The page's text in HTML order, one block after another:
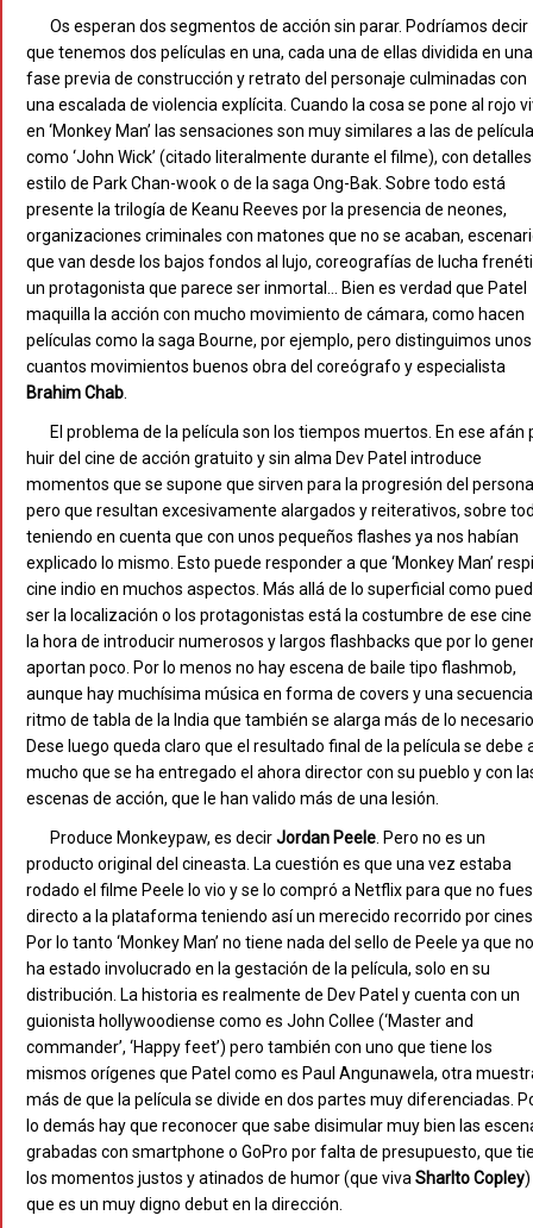
Os esperan dos segmentos de acción sin parar. Podríamos decir
que tenemos dos películas en una, cada una de ellas dividida en una
fase previa de construcción y retrato del personaje culminadas con
una escalada de violencia explícita. Cuando la cosa se pone al rojo
en ‘Monkey Man’ las sensaciones son muy similares a las de
como ‘John Wick’ (citado literalmente durante el filme), con
estilo de Park Chan-wook o de la saga Ong-Bak. Sobre todo está
presente la trilogía de Keanu Reeves por la presencia de neones,
organizaciones criminales con matones que no se acaban,
que van desde los bajos fondos al lujo, coreografías de lucha
un protagonista que parece ser inmortal… Bien es verdad que Patel
maquilla la acción con mucho movimiento de cámara, como hacen
películas como la saga Bourne, por ejemplo, pero distinguimos unos
cuantos movimientos buenos obra del coreógrafo y especialista
Brahim Chab.
El problema de la película son los tiempos muertos. En ese afán
huir del cine de acción gratuito y sin alma Dev Patel introduce
momentos que se supone que sirven para la progresión del
pero que resultan excesivamente alargados y reiterativos, sobre
teniendo en cuenta que con unos pequeños flashes ya nos habían
explicado lo mismo. Esto puede responder a que ‘Monkey Man’
cine indio en muchos aspectos. Más allá de lo superficial como
ser la localización o los protagonistas está la costumbre de ese
la hora de introducir numerosos y largos flashbacks que por lo
aportan poco. Por lo menos no hay escena de baile tipo flashmob,
aunque hay muchísima música en forma de covers y una
ritmo de tabla de la India que también se alarga más de lo
Dese luego queda claro que el resultado final de la película se debe
mucho que se ha entregado el ahora director con su pueblo y con
escenas de acción, que le han valido más de una lesión.
Produce Monkeypaw, es decirJordan Peele. Pero no es un
producto original del cineasta. La cuestión es que una vez estaba
rodado el filme Peele lo vio y se lo compró a Netflix para que no
directo a la plataforma teniendo así un merecido recorrido por
Por lo tanto ‘Monkey Man’ no tiene nada del sello de Peele ya que no
ha estado involucrado en la gestación de la película, solo en su
distribución. La historia es realmente de Dev Patel y cuenta con un
guionista hollywoodiense como es John Collee (‘Master and
commander’, ‘Happy feet’) pero también con uno que tiene los
mismos orígenes que Patel como es Paul Angunawela, otra
más de que la película se divide en dos partes muy diferenciadas.
lo demás hay que reconocer que sabe disimular muy bien las
grabadas con smartphone o GoPro por falta de presupuesto, que
los momentos justos y atinados de humor (que vivaSharlto Copley)
que es un muy digno debut en la dirección.